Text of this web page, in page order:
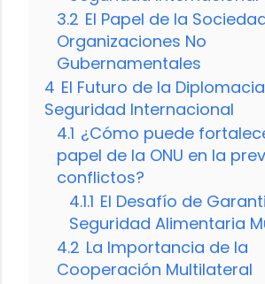
3.2 El Papel de la
Organizaciones No
Gubernamentales
4 El Futuro de la
Seguridad Internacional
4.1 ¿Cómo puede
papel de la ONU en la
conflictos?
4.1.1 El Desafío de
Seguridad Alimentaria
4.2 La Importancia de la
Cooperación Multilateral